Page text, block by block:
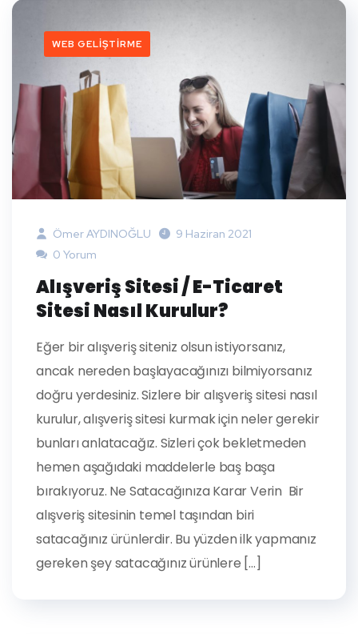
WEB GELIŞTIRME
Ömer AYDINOĞLU
9 Haziran 2021
0 Yorum
Alışveriş Sitesi / E-Ticaret
Sitesi Nasıl Kurulur?
Eğer bir alışveriş siteniz olsun istiyorsanız,
ancak nereden başlayacağınızı bilmiyorsanız
doğru yerdesiniz. Sizlere bir alışveriş sitesi nasıl
kurulur, alışveriş sitesi kurmak için neler gerekir
bunları anlatacağız. Sizleri çok bekletmeden
hemen aşağıdaki maddelerle baş başa
bırakıyoruz. Ne Satacağınıza Karar Verin Bir
alışveriş sitesinin temel taşından biri
satacağınız ürünlerdir. Bu yüzden ilk yapmanız
gereken şey satacağınız ürünlere […]